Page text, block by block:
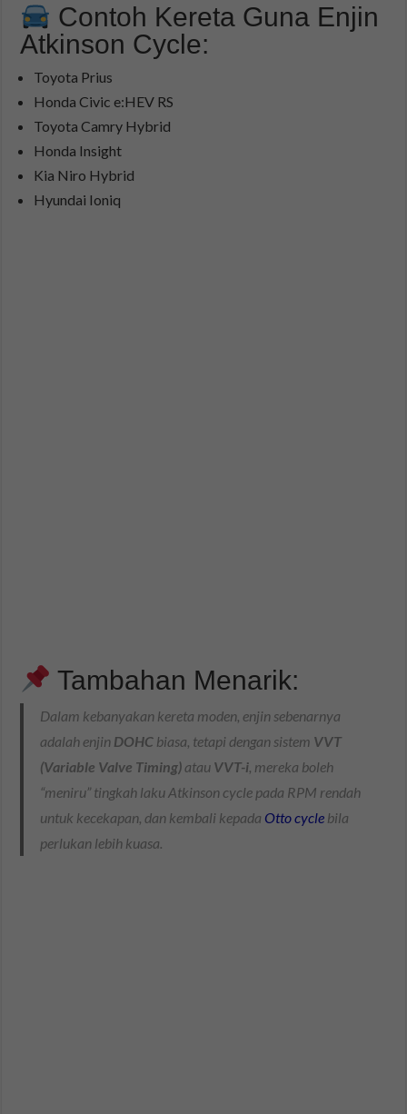
Contoh Kereta Guna Enjin
Atkinson Cycle:
Toyota Prius
Honda Civic e:HEV RS
Toyota Camry Hybrid
Honda Insight
Kia Niro Hybrid
Hyundai Ioniq
Tambahan Menarik:
Dalam kebanyakan kereta moden, enjin sebenarnya
adalah enjin DOHC biasa, tetapi dengan sistem VVT
(Variable Valve Timing)atau VVT-i , mereka boleh
“meniru” tingkah laku Atkinson cycle pada RPM rendah
untuk kecekapan, dan kembali kepada Otto cycle bila
perlukan lebih kuasa.